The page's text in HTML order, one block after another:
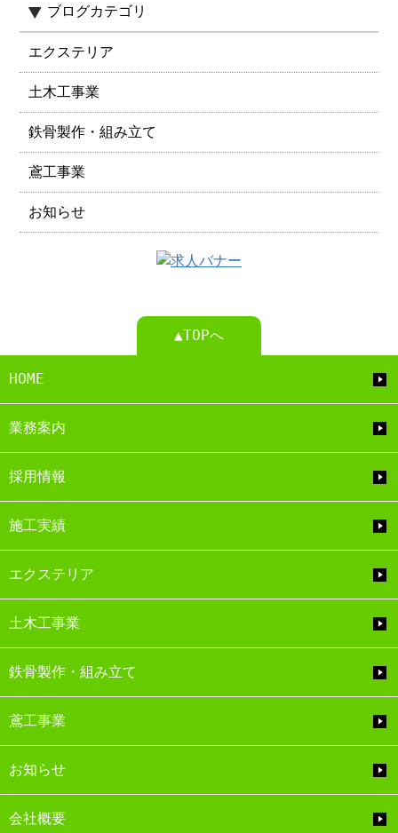
ブログカテゴリ
エクステリア
土木工事業
鉄骨製作・組み立て
鳶工事業
お知らせ
▲TOPへ
HOME
業務案内
採用情報
施工実績
エクステリア
土木工事業
鉄骨製作・組み立て
鳶工事業
お知らせ
会社概要